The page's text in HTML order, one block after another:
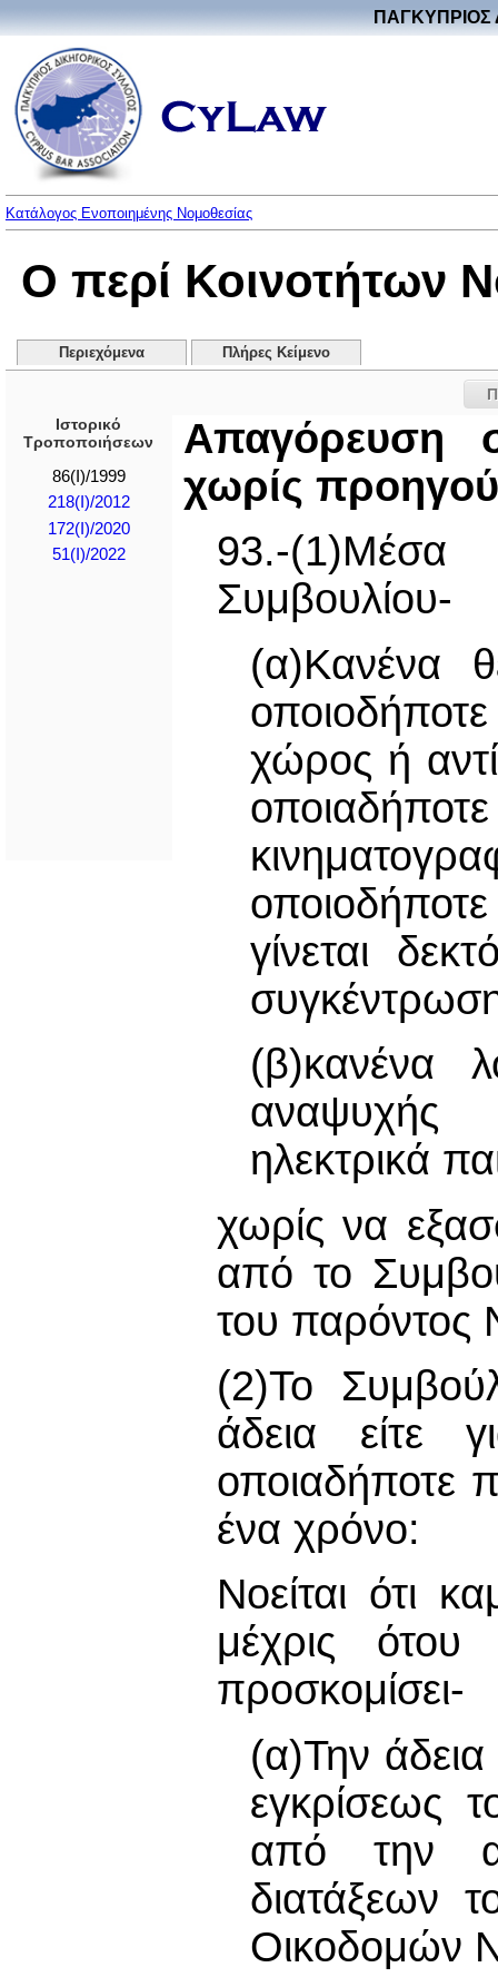
ΠΑΓΚΥΠΡΙΟΣ
Κατάλογος Ενοποιημένης Νομοθεσίας
Ο περί Κοινοτήτων
Περιεχόμενα Πλήρες Κείμενο
Ιστορικό
Τροποποιήσεων
86(I)/1999
218(Ι)/2012
172(I)/2020
51(I)/2022
Απαγόρευση
χωρίς
93.-
Συμβουλίου-
(α)Κανένα
χώρος ή
γίνεται
(β)κανένα
αναψυχής
ηλεκτρικά
χωρίς να
από το
του παρόντος
(2)Το
άδεια είτε
οποιαδήποτε
ένα χρόνο:
Νοείται ότι
μέχρις ότου
προσκομίσει-
(α)Την άδεια
εγκρίσεως
από την
διατάξεων
Οικοδομών